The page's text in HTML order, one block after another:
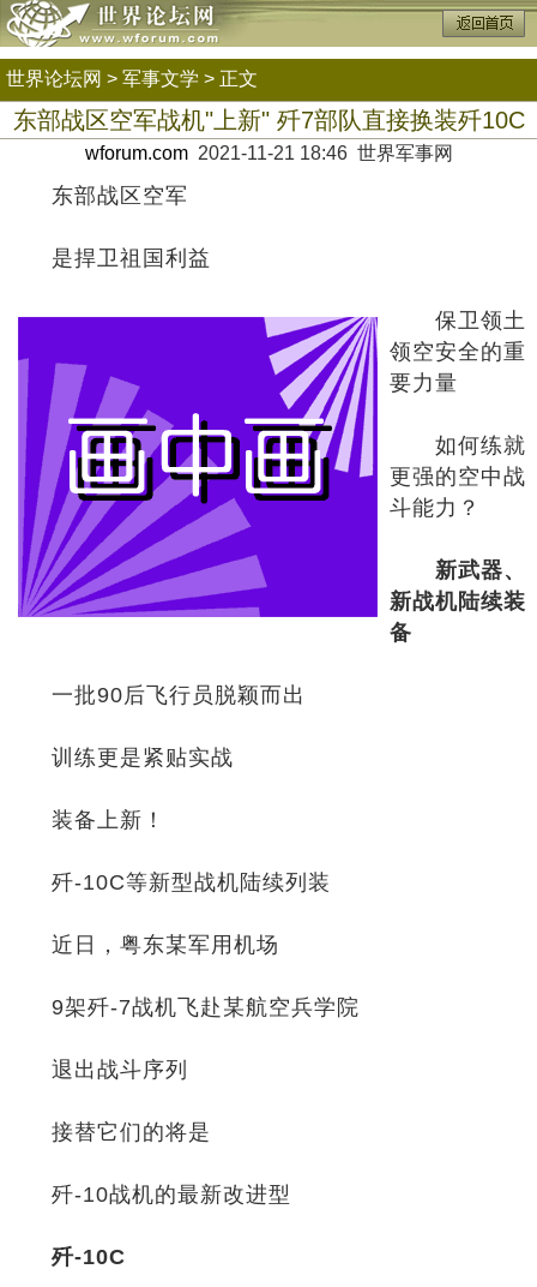
世界论坛网 > 军事文学 > 正文
东部战区空军战机"上新" 歼7部队直接换装歼10C
wforum.com2021-11-21 18:46 世界军事网
东部战区空军
是捍卫祖国利益
保卫领土
领空安全的重
要力量
如何练就
更强的空中战
斗能力？
新武器、
新战机陆续装
备
一批90后飞行员脱颖而出
训练更是紧贴实战
装备上新！
歼-10C等新型战机陆续列装
近日，粤东某军用机场
9架歼-7战机飞赴某航空兵学院
退出战斗序列
接替它们的将是
歼-10战机的最新改进型
歼-10C